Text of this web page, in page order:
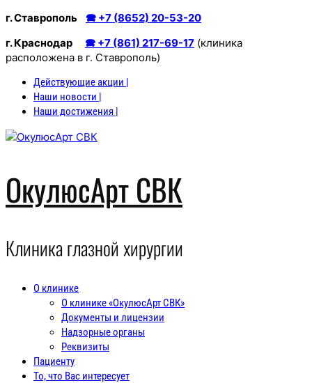
Перейти
содержимому
г. Ставрополь 🕿 +7 (8652) 20-53-20
г. Краснодар 🕿 +7 (861) 217-69-17 (клиника
расположена в г. Ставрополь)
Действующие акции |
Наши новости |
Наши достижения |
ОкулюсАрт СВК
Клиника глазной хирургии
О клинике
О клинике «ОкулюсАрт СВК»
Документы и лицензии
Надзорные органы
Реквизиты
Пациенту
То, что Вас интересует